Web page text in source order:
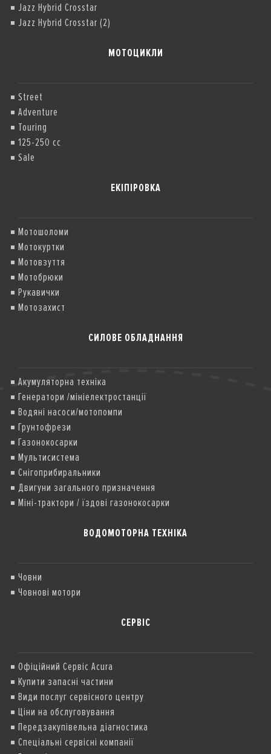
Jazz Hybrid Crosstar
Jazz Hybrid Crosstar (2)
МОТОЦИКЛИ
Street
Adventure
Touring
125-250 cc
Sale
ЕКІПІРОВКА
Мотошоломи
Мотокуртки
Мотовзуття
Мотобрюки
Рукавички
Мотозахист
СИЛОВЕ ОБЛАДНАННЯ
Акумуляторна техніка
Генератори /мініелектростанції
Водяні насоси/мотопомпи
Грунтофрези
Газонокосарки
Мультисистема
Снігоприбиральники
Двигуни загального призначення
Міні-трактори / їздові газонокосарки
ВОДОМОТОРНА ТЕХНІКА
Човни
Човнові мотори
СЕРВІС
Офіційний Сервіс Acura
Купити запасні частини
Види послуг сервісного центру
Ціни на обслуговування
Передзакупівельна діагностика
Спеціальні сервісні компанії